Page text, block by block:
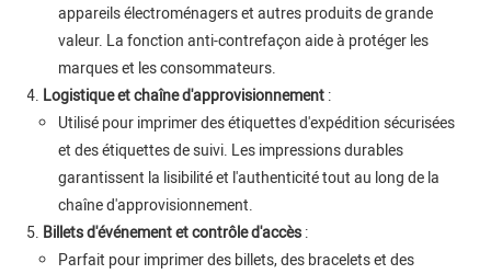
appareils électroménagers et autres produits de grande
valeur. La fonction anti-contrefaçon aide à protéger les
marques et les consommateurs.
Logistique et chaîne d'approvisionnement:
Utilisé pour imprimer des étiquettes d'expédition sécurisées
et des étiquettes de suivi. Les impressions durables
garantissent la lisibilité et l'authenticité tout au long de la
chaîne d'approvisionnement.
Billets d'événement et contrôle d'accès:
Parfait pour imprimer des billets, des bracelets et des